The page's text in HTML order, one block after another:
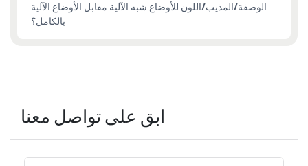
الوصفة/المذيب/اللون للأوضاع شبه الآلية مقابل الأوضاع الآلية
بالكامل؟
ابق على تواصل معنا